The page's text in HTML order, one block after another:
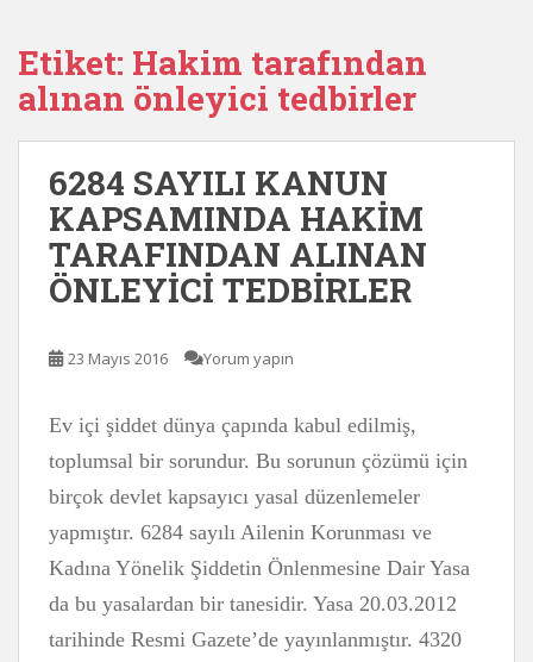
Etiket: Hakim tarafından
alınan önleyici tedbirler
6284 SAYILI KANUN
KAPSAMINDA HAKİM
TARAFINDAN ALINAN
ÖNLEYİCİ TEDBİRLER
23 Mayıs 2016 Yorum yapın
Ev içi şiddet dünya çapında kabul edilmiş,
toplumsal bir sorundur. Bu sorunun çözümü için
birçok devlet kapsayıcı yasal düzenlemeler
yapmıştır. 6284 sayılı Ailenin Korunması ve
Kadına Yönelik Şiddetin Önlenmesine Dair Yasa
da bu yasalardan bir tanesidir. Yasa 20.03.2012
tarihinde Resmi Gazete’de yayınlanmıştır. 4320